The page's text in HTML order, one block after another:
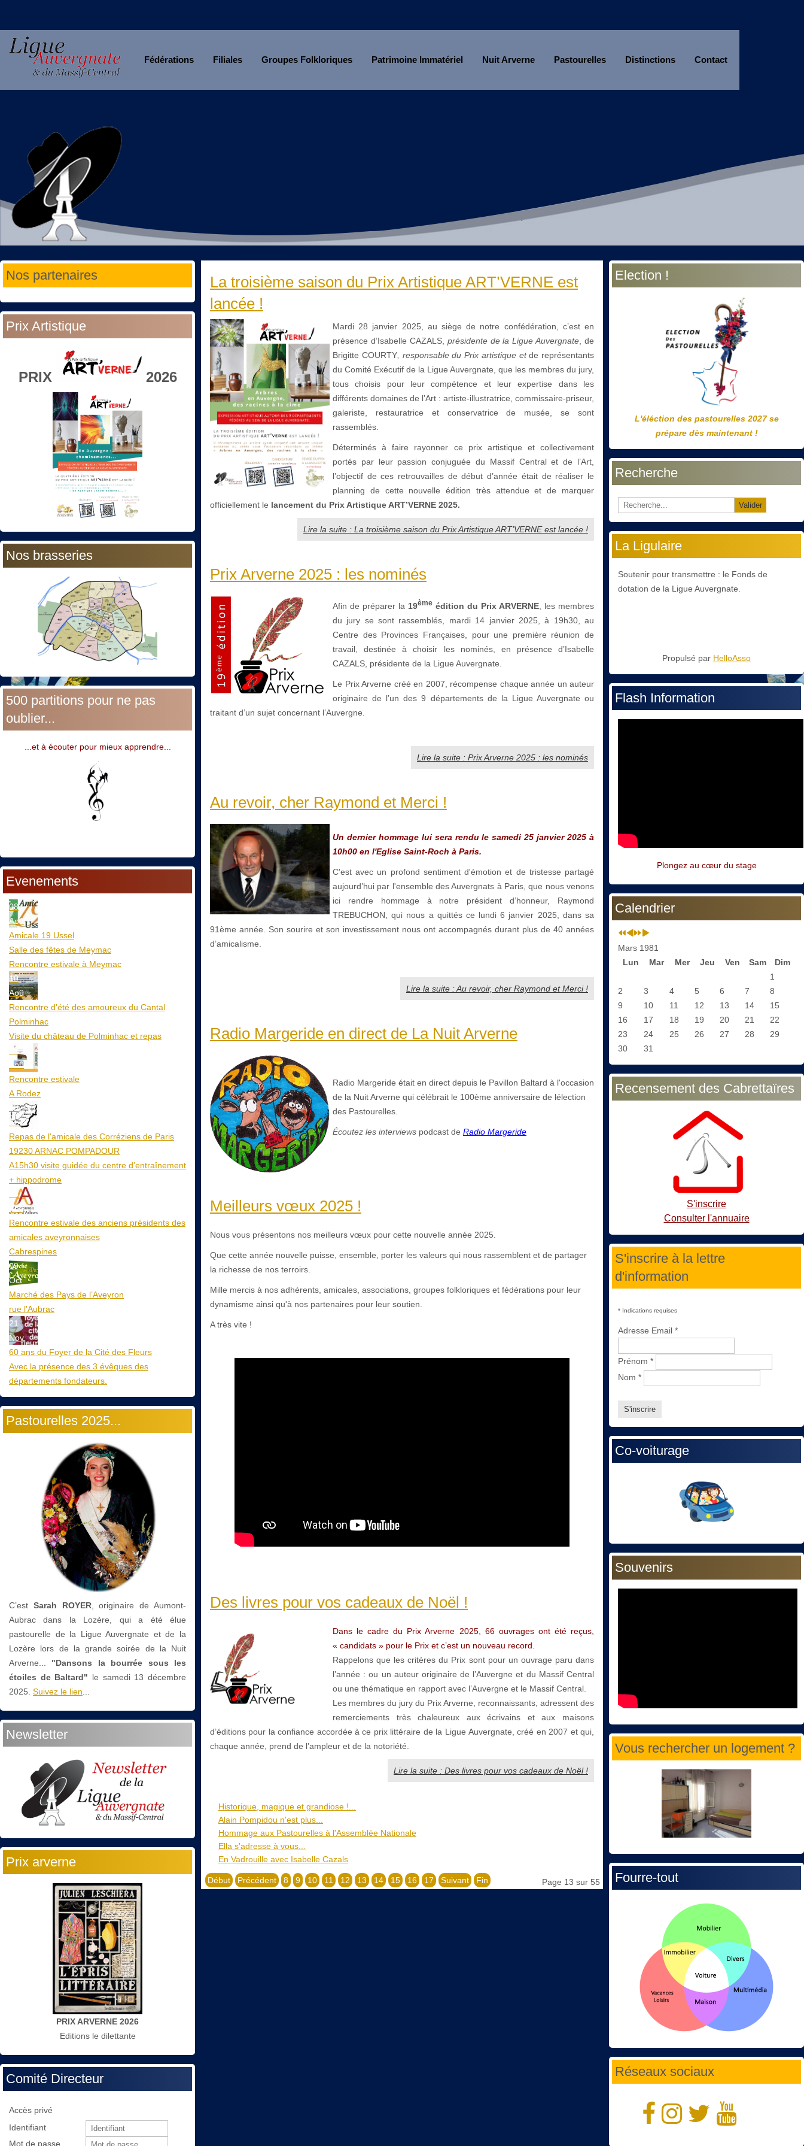
Fédérations Filiales Groupes Folkloriques Patrimoine Immatériel Nuit Arverne Pastourelles Distinctions Contact
Nos partenaires
Prix Artistique
PRIX 2026
Nos brasseries
500 partitions pour ne pas
oublier...
...et à écouter pour mieux apprendre...
Evenements
08
Aoû
Amicale 19 Ussel
Salle des fêtes de Meymac
Rencontre estivale à Meymac
10
Aoû
Rencontre d'été des amoureux du Cantal
Polminhac
Visite du château de Polminhac et repas
12
Aoû
Rencontre estivale
A Rodez
23
Aoû
Repas de l'amicale des Corréziens de Paris
19230 ARNAC POMPADOUR
A15h30 visite guidée du centre d’entraînement
+ hippodrome
25
Aoû
Rencontre estivale des anciens présidents des
amicales aveyronnaises
Cabrespines
09
Oct
Marché des Pays de l’Aveyron
rue l'Aubrac
21
Nov
60 ans du Foyer de la Cité des Fleurs
Avec la présence des 3 évêques des
départements fondateurs.
Pastourelles 2025...
C’est Sarah ROYER, originaire de Aumont-
Aubrac dans la Lozère, qui a été élue
pastourelle de la Ligue Auvergnate et de la
Lozère lors de la grande soirée de la Nuit
Arverne...
"Dansons la bourrée sous les
étoiles de Baltard" le samedi 13 décembre
2025. Suivez le lien
Newsletter
Prix arverne
PRIX ARVERNE 2026
Editions le dilettante
Comité Directeur
Accès privé
Identifiant
Mot de passe
La troisième saison du Prix Artistique ART’VERNE est
lancée !
Mardi 28 janvier 2025, au siège de notre confédération, c’est en
présence d’Isabelle CAZALS, présidente de la Ligue Auvergnate , de
Brigitte COURTY, responsable du Prix artistique etde représentants
du Comité Exécutif de la Ligue Auvergnate, que les membres du jury,
tous choisis pour leur compétence et leur expertise dans les
différents domaines de l’Art : artiste-illustratrice, commissaire-priseur,
galeriste, restauratrice et conservatrice de musée, se sont
rassemblés.
Déterminés à faire rayonner ce prix artistique et collectivement
portés par leur passion conjuguée du Massif Central et de l’Art,
l’objectif de ces retrouvailles de début d’année était de réaliser le
planning de cette nouvelle édition très attendue et de marquer
officiellement le lancement du Prix Artistique ART’VERNE 2025.
Lire la suite : La troisième saison du Prix Artistique ART’VERNE est lancée !
Prix Arverne 2025 : les nominés
Afin de préparer la 19ème édition du Prix ARVERNE , les membres
du jury se sont rassemblés, mardi 14 janvier 2025, à 19h30, au
Centre des Provinces Françaises, pour une première réunion de
travail, destinée à choisir les nominés, en présence d’Isabelle
CAZALS, présidente de la Ligue Auvergnate.
Le Prix Arverne créé en 2007, récompense chaque année un auteur
originaire de l’un des 9 départements de la Ligue Auvergnate ou
traitant d’un sujet concernant l’Auvergne.
Lire la suite : Prix Arverne 2025 : les nominés
Au revoir, cher Raymond et Merci !
Un dernier hommage lui sera rendu le samedi 25 janvier 2025 à
10h00 en l'Eglise Saint-Roch à Paris.
C'est avec un profond sentiment d'émotion et de tristesse partagé
aujourd’hui par l'ensemble des Auvergnats à Paris, que nous venons
ici rendre hommage à notre président d’honneur, Raymond
TREBUCHON, qui nous a quittés ce lundi 6 janvier 2025, dans sa
91ème année. Son sourire et son investissement nous ont accompagnés durant plus de 40 années
d’amicalisme.
Lire la suite : Au revoir, cher Raymond et Merci !
Radio Margeride en direct de La Nuit Arverne
Radio Margeride était en direct depuis le Pavillon Baltard à l'occasion
de la Nuit Arverne qui célébrait le 100ème anniversaire de lélection
des Pastourelles.
Écoutez les interviews podcast de Radio Margeride
Meilleurs vœux 2025 !
Nous vous présentons nos meilleurs vœux pour cette nouvelle année 2025.
Que cette année nouvelle puisse, ensemble, porter les valeurs qui nous rassemblent et de partager
la richesse de nos terroirs.
Mille mercis à nos adhérents, amicales, associations, groupes folkloriques et fédérations pour leur
dynamisme ainsi qu'à nos partenaires pour leur soutien.
A très vite !
Des livres pour vos cadeaux de Noël !
Dans le cadre du Prix Arverne 2025, 66 ouvrages ont été reçus,
« candidats » pour le Prix et c’est un nouveau record.
Rappelons que les critères du Prix sont pour un ouvrage paru dans
l’année : ou un auteur originaire de l’Auvergne et du Massif Central
ou une thématique en rapport avec l’Auvergne et le Massif Central.
Les membres du jury du Prix Arverne, reconnaissants, adressent des
remerciements très chaleureux aux écrivains et aux maisons
d’éditions pour la confiance accordée à ce prix littéraire de la Ligue Auvergnate, créé en 2007 et qui,
chaque année, prend de l’ampleur et de la notoriété.
Lire la suite : Des livres pour vos cadeaux de Noël !
Historique, magique et grandiose !...
Alain Pompidou n'est plus...
Hommage aux Pastourelles à l'Assemblée Nationale
Ella s'adresse à vous...
En Vadrouille avec Isabelle Cazals
Page 13 sur 55
Début Précédent 8 9 10 11 12 13 14 15 16 17 Suivant Fin
Election !
L'éléction des pastourelles 2027 se
prépare dès maintenant !
Recherche
Valider
La Ligulaire
Soutenir pour transmettre : le Fonds de
dotation de la Ligue Auvergnate.
Propulsé par HelloAsso
Flash Information
Plongez au cœur du stage
Calendrier
Année
précédente
Mois
précédent
Année
suivante
Mois
suivant
Mars 1981
Lun
Mar Mer Jeu Ven Sam
Dim
1
2
3 4 5 6 7
8
9
10 11 12 13 14
15
16
17 18 19 20 21
22
23
24 25 26 27 28
29
30
31
Recensement des Cabrettaïres
S'inscrire
Consulter l'annuaire
S'inscrire à la lettre
d'information
* Indications requises
Adresse Email *
Prénom *
Nom *
Co-voiturage
Souvenirs
Vous rechercher un logement ?
Fourre-tout
Réseaux sociaux